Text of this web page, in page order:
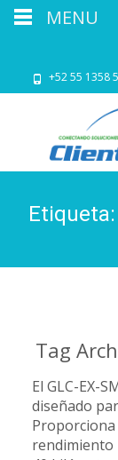
+52 55 1358
Etiqueta:
Tag
El GLC-EX-
diseñado
Proporciona
rendimiento
MENU